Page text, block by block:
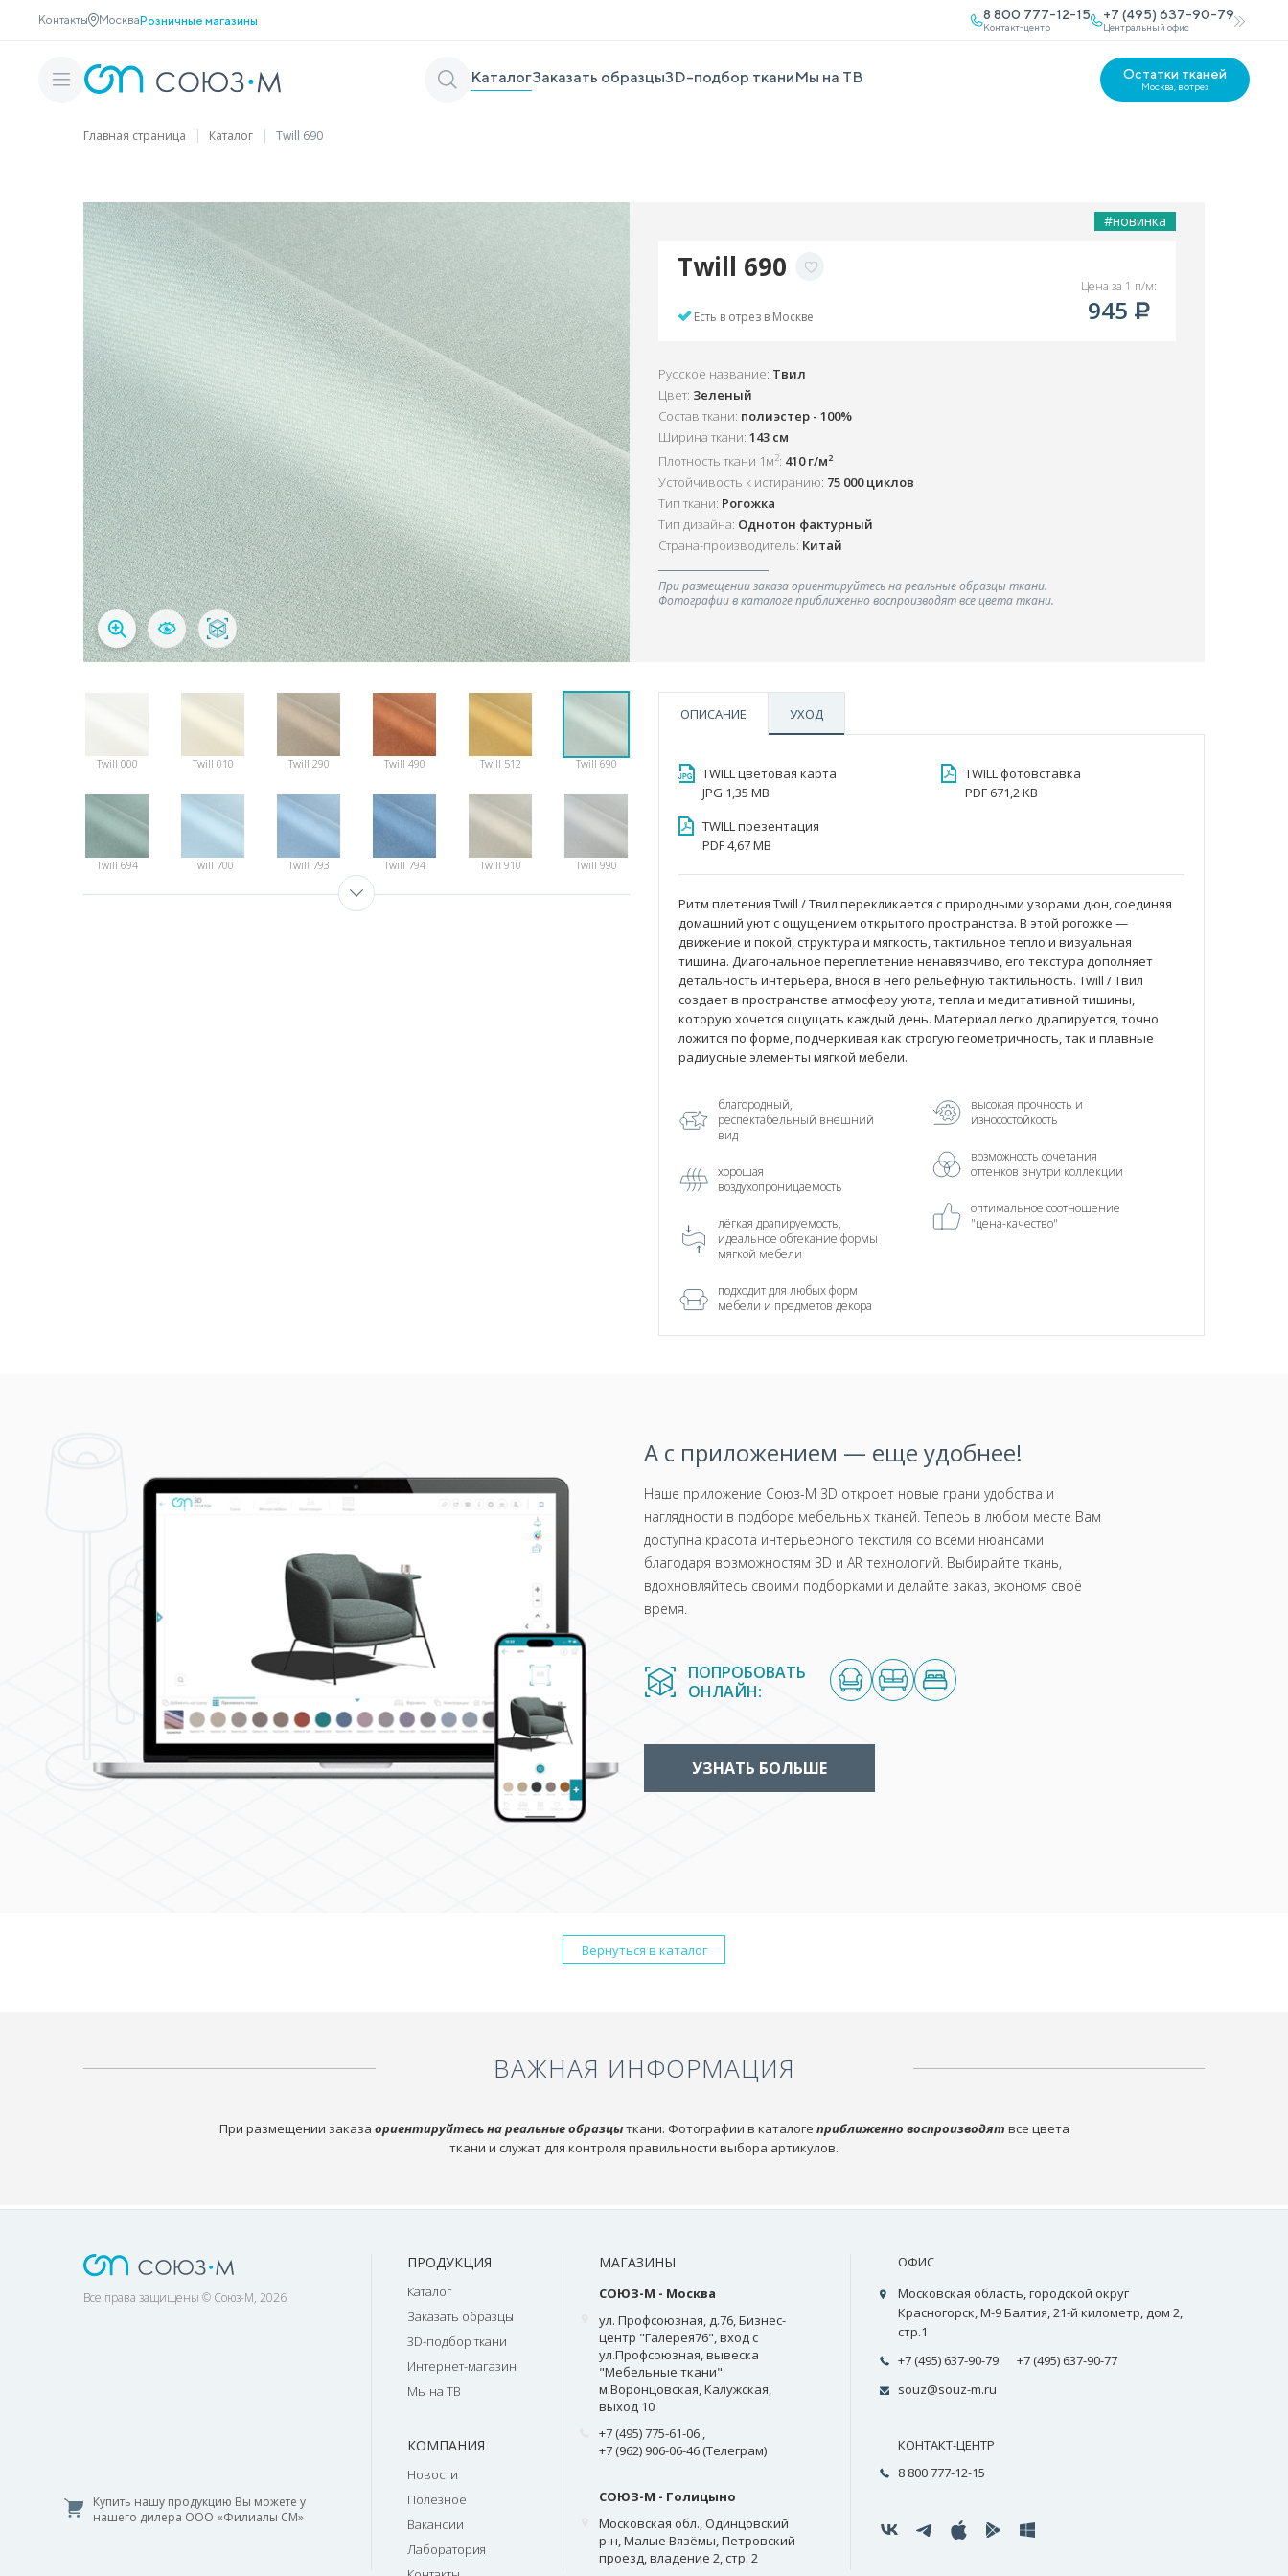
Контакты МоскваРозничные магазины 8 800 777-12-15
Контакт-центр
+7 (495) 637-90-79
Центральный офис
КаталогЗаказать образцы3D-подбор тканиМы на ТВ Остатки тканей
Москва, в отрез
Главная страница Каталог Twill 690
Twill 000 Twill 010 Twill 290 Twill 490 Twill 512 Twill 690
Twill 694 Twill 700 Twill 793 Twill 794 Twill 910 Twill 990
#новинка
Twill 690
Есть в отрез в Москве
Цена за 1 п/м:
945
Русское название: Твил
Цвет: Зеленый
Состав ткани: полиэстер - 100%
Ширина ткани: 143 см
Плотность ткани 1м2: 410 г/м2
Устойчивость к истиранию: 75 000 циклов
Тип ткани: Рогожка
Тип дизайна: Однотон фактурный
Страна-производитель: Китай
При размещении заказа ориентируйтесь на реальные образцы ткани.
Фотографии в каталоге приближенно воспроизводят все цвета ткани.
ОПИСАНИЕ УХОД
TWILL цветовая карта
JPG 1,35 MB
TWILL фотовставка
PDF 671,2 KB
TWILL презентация
PDF 4,67 MB
Ритм плетения Twill / Твил перекликается с природными узорами дюн, соединяя
домашний уют с ощущением открытого пространства. В этой рогожке —
движение и покой, структура и мягкость, тактильное тепло и визуальная
тишина. Диагональное переплетение ненавязчиво, его текстура дополняет
детальность интерьера, внося в него рельефную тактильность. Twill / Твил
создает в пространстве атмосферу уюта, тепла и медитативной тишины,
которую хочется ощущать каждый день. Материал легко драпируется, точно
ложится по форме, подчеркивая как строгую геометричность, так и плавные
радиусные элементы мягкой мебели.
благородный,
респектабельный внешний
вид
хорошая
воздухопроницаемость
лёгкая драпируемость,
идеальное обтекание формы
мягкой мебели
подходит для любых форм
мебели и предметов декора
высокая прочность и
износостойкость
возможность сочетания
оттенков внутри коллекции
оптимальное соотношение
"цена-качество"
А с приложением — еще удобнее!
Наше приложение Союз-М 3D откроет новые грани удобства и
наглядности в подборе мебельных тканей. Теперь в любом месте Вам
доступна красота интерьерного текстиля со всеми нюансами
благодаря возможностям 3D и AR технологий. Выбирайте ткань,
вдохновляйтесь своими подборками и делайте заказ, экономя своё
время.
ПОПРОБОВАТЬ
ОНЛАЙН:
УЗНАТЬ БОЛЬШЕ
Вернуться в каталог
ВАЖНАЯ ИНФОРМАЦИЯ
При размещении заказа ориентируйтесь на реальные образцыткани. Фотографии в каталоге приближенно воспроизводят все цвета
ткани и служат для контроля правильности выбора артикулов.
Все права защищены © Союз-М, 2026
Купить нашу продукцию Вы можете у
нашего дилера ООО «Филиалы СМ»
ПРОДУКЦИЯ
Каталог
Заказать образцы
3D-подбор ткани
Интернет-магазин
Мы на ТВ
КОМПАНИЯ
Новости
Полезное
Вакансии
Лаборатория
МАГАЗИНЫ
СОЮЗ-М - Москва
ул. Профсоюзная, д.76, Бизнес-
центр "Галерея76", вход с
ул.Профсоюзная, вывеска
"Мебельные ткани"
м.Воронцовская, Калужская,
выход 10
+7 (495) 775-61-06 ,
+7 (962) 906-06-46 (Телеграм)
СОЮЗ-М - Голицыно
Московская обл., Одинцовский
р-н, Малые Вязёмы, Петровский
проезд, владение 2, стр. 2
ОФИС
Московская область, городской округ
Красногорск, М-9 Балтия, 21-й километр, дом 2,
стр.1
+7 (495) 637-90-79
+7 (495) 637-90-77
souz@souz-m.ru
КОНТАКТ-ЦЕНТР
8 800 777-12-15